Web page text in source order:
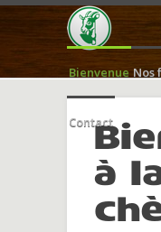
Bienvenue Nos
Contact
à